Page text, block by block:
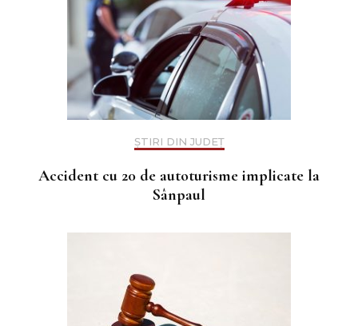
ȘTIRI DIN JUDEȚ
Accident cu 20 de autoturisme implicate la
Sânpaul